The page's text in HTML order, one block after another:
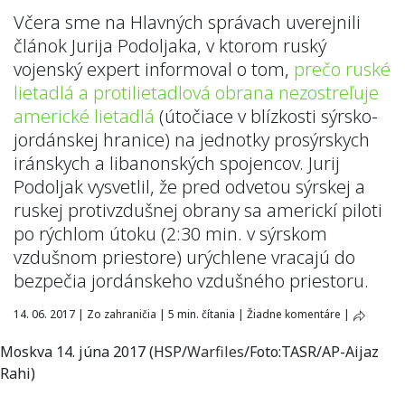
Včera sme na Hlavných správach uverejnili
článok Jurija Podoljaka, v ktorom ruský
vojenský expert informoval o tom, prečo ruské
lietadlá a protilietadlová obrana nezostreľuje
americké lietadlá (útočiace v blízkosti sýrsko-
jordánskej hranice) na jednotky prosýrskych
iránskych a libanonských spojencov. Jurij
Podoljak vysvetlil, že pred odvetou sýrskej a
ruskej protivzdušnej obrany sa americkí piloti
po rýchlom útoku (2:30 min. v sýrskom
vzdušnom priestore) urýchlene vracajú do
bezpečia jordánskeho vzdušného priestoru.
14. 06. 2017 | Zo zahraničia | 5 min. čítania | Žiadne komentáre |
Moskva 14. júna 2017 (HSP/Warfiles/Foto:TASR/AP-Aijaz
Rahi)